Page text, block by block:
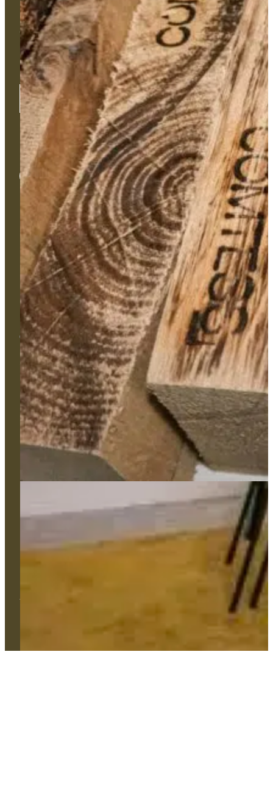
Un projet technique ? Un besoin
d'accompagnement sur-mesure ?
Une problématique ?
Notre équipe est disponible pour vous accompagner et se
déplacer sur le terrain si besoin.
Contactez-nous
Univers
Bâtiment
Monument
Haute-Peinture
Nos types de produits
Services
Couleurs
Formation
Appui technique et gestion de projet
L'Atelier
Réalisations
Contact
106, avenue Pasteur 49100 Angers
contact@comtess.fr
Tous droits réservés. © 2024 Comtess | Création Agence Web
Enjin à Cholet | Mentions légales | Confidentialité | Cookies